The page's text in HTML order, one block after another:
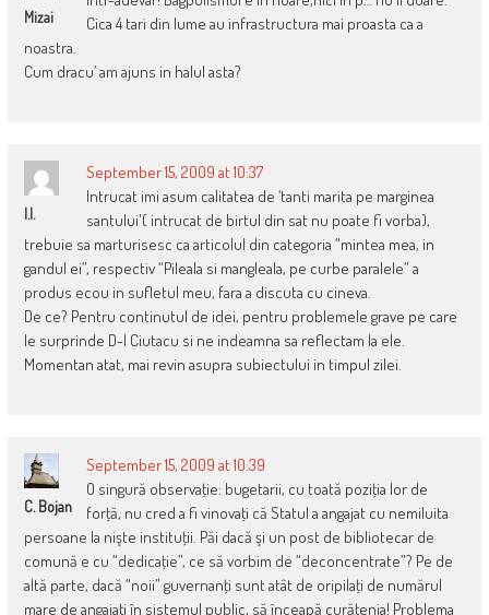
Mizai
Cica 4 tari din lume au infrastructura mai proasta ca a
noastra.
Cum dracu’ am ajuns in halul asta?
I.I.
September 15, 2009 at 10:37
Intrucat imi asum calitatea de ‘tanti marita pe marginea
santului'( intrucat de birtul din sat nu poate fi vorba),
trebuie sa marturisesc ca articolul din categoria “mintea mea, in
gandul ei”, respectiv “Pileala si mangleala, pe curbe paralele” a
produs ecou in sufletul meu, fara a discuta cu cineva.
De ce? Pentru continutul de idei, pentru problemele grave pe care
le surprinde D-l Ciutacu si ne indeamna sa reflectam la ele.
Momentan atat, mai revin asupra subiectului in timpul zilei.
C. Bojan
September 15, 2009 at 10:39
O singură observaţie: bugetarii, cu toată poziţia lor de
forţă, nu cred a fi vinovaţi că Statul a angajat cu nemiluita
persoane la nişte instituţii. Păi dacă şi un post de bibliotecar de
comună e cu “dedicaţie”, ce să vorbim de “deconcentrate”? Pe de
altă parte, dacă “noii” guvernanţi sunt atât de oripilaţi de numărul
mare de angajaţi în sistemul public, să înceapă curăţenia! Problema